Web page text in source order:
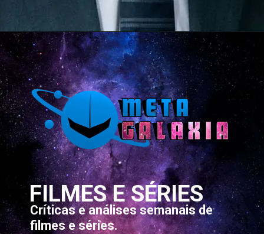
Opening
FILMES E SÉRIES
Críticas e análises semanais de
filmes e séries.